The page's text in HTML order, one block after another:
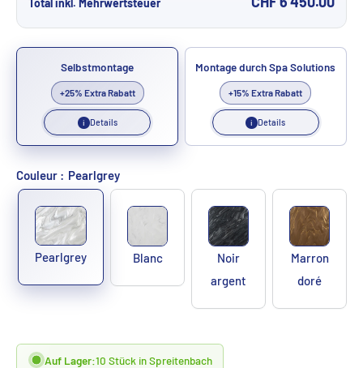
Total inkl. Mehrwertsteuer
Selbstmontage
+25% Extra Rabatt
i Details
Montage durch Spa Solutions
+15% Extra Rabatt
i Details
Couleur : Pearlgrey
Pearlgrey Blanc
Noir
argent
Marron
doré
Auf Lager:10 Stück in Spreitenbach